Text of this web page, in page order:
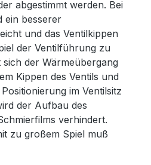
abgestimmt werden. Bei
ein besserer
und das Ventilkippen
der Ventilführung zu
der Wärmeübergang
Kippen des Ventils und
im Ventilsitz
der Aufbau des
verhindert.
zu großem Spiel muß